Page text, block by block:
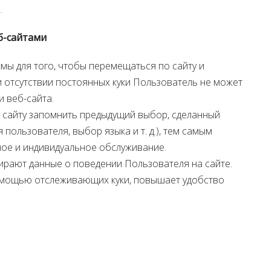
сайтами
для того, чтобы перемещаться по сайту и
постоянных куки Пользователь не может
веб-сайта.
запомнить предыдущий выбор, сделанный
выбор языка и т. д.), тем самым
и индивидуальное обслуживание.
данные о поведении Пользователя на сайте.
отслеживающих куки, повышает удобство